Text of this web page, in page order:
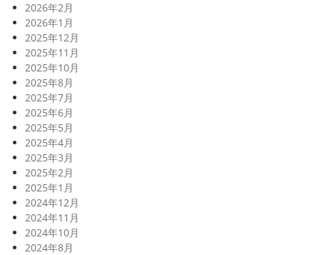
2026年2月
2026年1月
2025年12月
2025年11月
2025年10月
2025年8月
2025年7月
2025年6月
2025年5月
2025年4月
2025年3月
2025年2月
2025年1月
2024年12月
2024年11月
2024年10月
2024年8月